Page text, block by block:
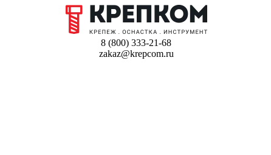
8 (800) 333-21-68
zakaz@krepcom.ru